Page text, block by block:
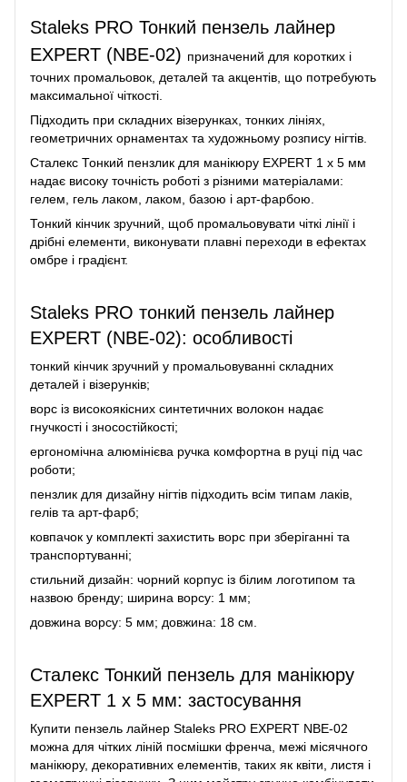
Staleks PRO Тонкий пензель лайнер
EXPERT (NBE-02) призначений для коротких і
точних промальовок, деталей та акцентів, що потребують
максимальної чіткості.
Підходить при складних візерунках, тонких лініях,
геометричних орнаментах та художньому розпису нігтів.
Сталекс Тонкий пензлик для манікюру EXPERT 1 х 5 мм
надає високу точність роботі з різними матеріалами:
гелем, гель лаком, лаком, базою і арт-фарбою.
Тонкий кінчик зручний, щоб промальовувати чіткі лінії і
дрібні елементи, виконувати плавні переходи в ефектах
омбре і градієнт.
Staleks PRO тонкий пензель лайнер
EXPERT (NBE-02): особливості
тонкий кінчик зручний у промальовуванні складних
деталей і візерунків;
ворс із високоякісних синтетичних волокон надає
гнучкості і зносостійкості;
ергономічна алюмінієва ручка комфортна в руці під час
роботи;
пензлик для дизайну нігтів підходить всім типам лаків,
гелів та арт-фарб;
ковпачок у комплекті захистить ворс при зберіганні та
транспортуванні;
стильний дизайн: чорний корпус із білим логотипом та
назвою бренду; ширина ворсу: 1 мм;
довжина ворсу: 5 мм; довжина: 18 см.
Сталекс Тонкий пензель для манікюру
EXPERT 1 х 5 мм: застосування
Купити пензель лайнер Staleks PRO EXPERT NBE-02
можна для чітких ліній посмішки френча, межі місячного
манікюру, декоративних елементів, таких як квіти, листя і